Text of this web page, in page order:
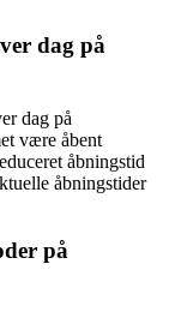
dag på
dag på
være åbent
åbningstid
åbningstider
på